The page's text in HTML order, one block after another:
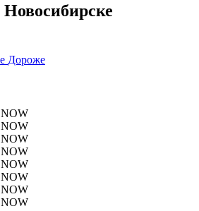
Дороже